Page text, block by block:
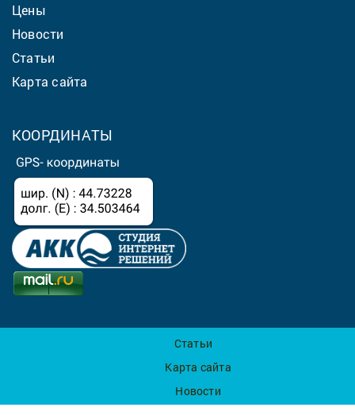
Цены
Новости
Статьи
Карта сайта
КООРДИНАТЫ
Статьи
Карта сайта
Новости